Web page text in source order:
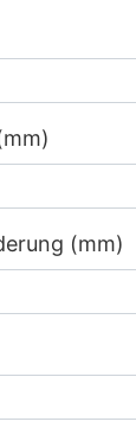
(mm)